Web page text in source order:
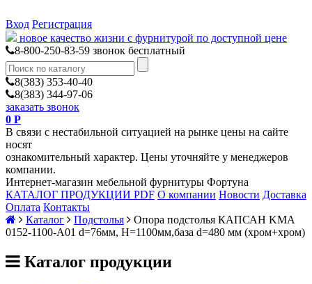
Вход Регистрация
новое качество жизни с фурнитурой по доступной цене
8-800-250-83-59 звонок бесплатный
8(383) 353-40-40
8(383) 344-97-06
заказать звонок
0 Р
В связи с нестабильной ситуацией на рынке цены на сайте
носят
ознакомительный характер. Цены уточняйте у менеджеров
компании.
Интернет-магазин мебельной фурнитуры Фортуна
КАТАЛОГ ПРОДУКЦИИ PDF О компании Новости Доставка
Оплата Контакты
Каталог
Подстолья
Опора подстолья КАПСАН KMA
0152-1100-А01 d=76мм, H=1100мм,база d=480 мм (хром+хром)
Каталог продукции